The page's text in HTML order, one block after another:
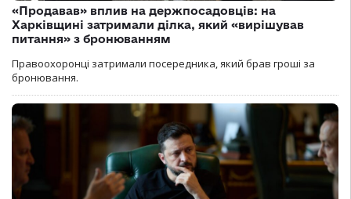
«Продавав» вплив на держпосадовців: на
Харківщині затримали ділка, який «вирішував
питання» з бронюванням
Правоохоронці затримали посередника, який брав гроші за
бронювання.